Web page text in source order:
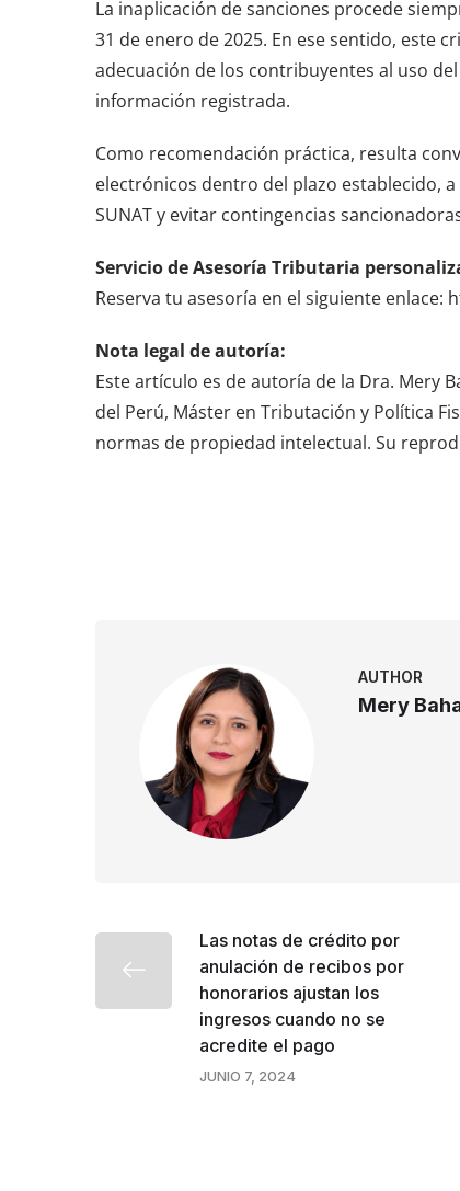
La inaplicación de sanciones procede
31 de enero de 2025. En ese sentido, este
adecuación de los contribuyentes al uso
información registrada.
Como recomendación práctica, resulta
electrónicos dentro del plazo establecido,
SUNAT y evitar contingencias
Servicio de Asesoría Tributaria
Reserva tu asesoría en el siguiente enlace:
Nota legal de autoría:
Este artículo es de autoría de la Dra. Mery
del Perú, Máster en Tributación y Política
normas de propiedad intelectual. Su
AUTHOR
Mery
Las notas de crédito por
anulación de recibos por
honorarios ajustan los
ingresos cuando no se
acredite el pago
JUNIO 7, 2024